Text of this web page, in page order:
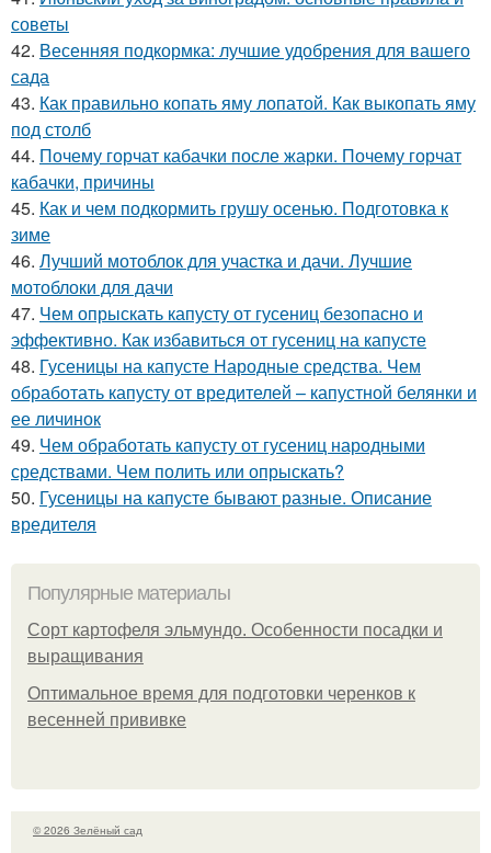
советы
42. Весенняя подкормка: лучшие удобрения для вашего
сада
43. Как правильно копать яму лопатой. Как выкопать яму
под столб
44. Почему горчат кабачки после жарки. Почему горчат
кабачки, причины
45. Как и чем подкормить грушу осенью. Подготовка к
зиме
46. Лучший мотоблок для участка и дачи. Лучшие
мотоблоки для дачи
47. Чем опрыскать капусту от гусениц безопасно и
эффективно. Как избавиться от гусениц на капусте
48. Гусеницы на капусте Народные средства. Чем
обработать капусту от вредителей – капустной белянки и
ее личинок
49. Чем обработать капусту от гусениц народными
средствами. Чем полить или опрыскать?
50. Гусеницы на капусте бывают разные. Описание
вредителя
Популярные материалы
Сорт картофеля эльмундо. Особенности посадки и
выращивания
Оптимальное время для подготовки черенков к
весенней прививке
© 2026 Зелёный сад